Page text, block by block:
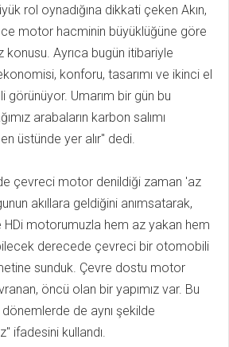
rol oynadığına dikkati çeken Akın,
motor hacminin büyüklüğüne göre
Ayrıca bugün itibariyle
konforu, tasarımı ve ikinci el
görünüyor. Umarım bir gün bu
arabaların karbon salımı
üstünde yer alır" dedi.
çevreci motor denildiği zaman 'az
akıllara geldiğini anımsatarak,
motorumuzla hem az yakan hem
derecede çevreci bir otomobili
sunduk. Çevre dostu motor
öncü olan bir yapımız var. Bu
dönemlerde de aynı şekilde
ifadesini kullandı.